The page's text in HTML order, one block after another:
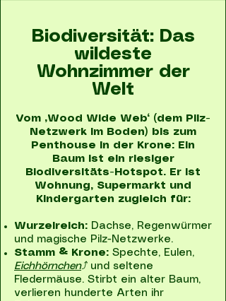
Biodiversität: Das
wildeste
Wohnzimmer der
Welt
Vom „Wood Wide Web“ (dem Pilz-
Netzwerk im Boden) bis zum
Penthouse in der Krone: Ein
Baum ist ein riesiger
Biodiversitäts-Hotspot. Er ist
Wohnung, Supermarkt und
Kindergarten zugleich für:
Wurzelreich: Dachse, Regenwürmer
und magische Pilz-Netzwerke.
Stamm & Krone: Spechte, Eulen,
Eichhörnchen⤴und seltene
Fledermäuse. Stirbt ein alter Baum,
verlieren hunderte Arten ihr